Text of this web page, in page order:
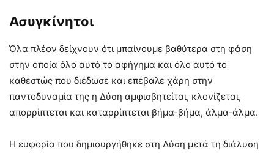
Ασυγκίνητοι
Όλα πλέον δείχνουν ότι μπαίνουμε βαθύτερα στη φάση
στην οποία όλο αυτό το αφήγημα και όλο αυτό το
καθεστώς που διέδωσε και επέβαλε χάρη στην
παντοδυναμία της η Δύση αμφισβητείται, κλονίζεται,
απορρίπτεται και καταρρίπτεται βήμα-βήμα, άλμα-άλμα.
Η ευφορία που δημιουργήθηκε στη Δύση μετά τη διάλυση